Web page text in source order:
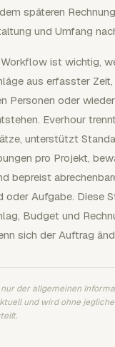
späteren
und Umfang
ist wichtig,
aus erfasster
Personen oder
Everhour
unterstützt
pro Projekt,
bepreist
oder Aufgabe. Diese
Budget und
sich der Auftrag
der allgemeinen
und wird ohne